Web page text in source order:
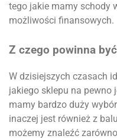
tego jakie mamy schody
możliwości finansowych.
Z czego powinna
W dzisiejszych czasach
jakiego sklepu na pewno
mamy bardzo duży
inaczej jest również z
możemy znaleźć